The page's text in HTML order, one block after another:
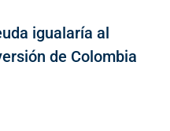
igualaría al
de Colombia